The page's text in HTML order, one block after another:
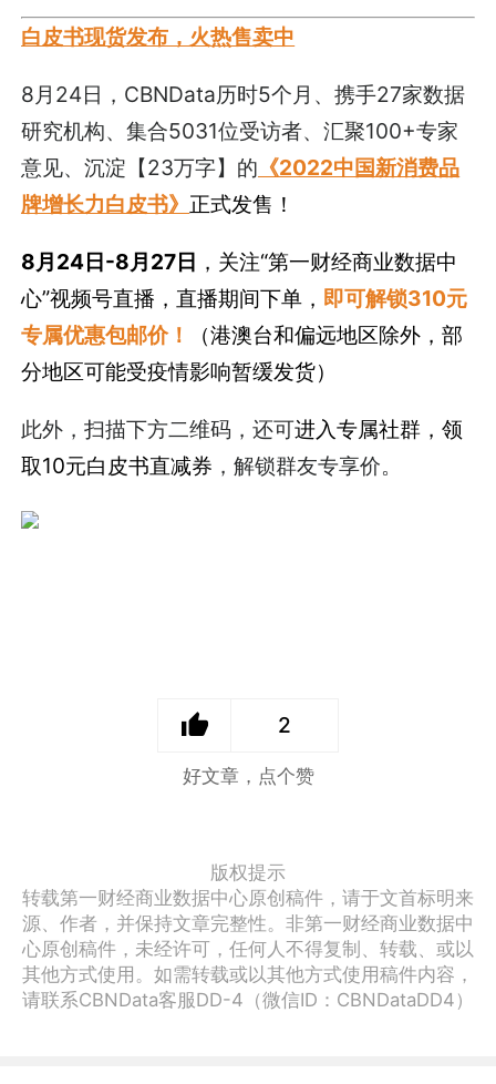
白皮书现货发布，火热售卖中
8月24日，CBNData历时5个月、携手27家数据
研究机构、集合5031位受访者、汇聚100+专家
意见、沉淀【23万字】的 《2022中国新消费品
牌增长力白皮书》 正式发售！
8月24日-8月27日 ，关注“第一财经商业数据中
心”视频号直播，直播期间下单， 即可解锁310元
专属优惠包邮价！
（港澳台和偏远地区除外，部
分地区可能受疫情影响暂缓发货）
此外，扫描下方二维码，还可进入专属社群，领
取10元白皮书直减券 ，解锁群友专享价。
2
好文章，点个赞
版权提示
转载第一财经商业数据中心原创稿件，请于文首标明来
源、作者，并保持文章完整性。非第一财经商业数据中
心原创稿件，未经许可，任何人不得复制、转载、或以
其他方式使用。如需转载或以其他方式使用稿件内容，
请联系CBNData客服DD-4（微信ID：CBNDataDD4）